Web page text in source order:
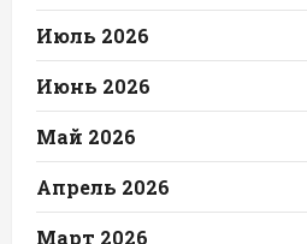
Июль 2026
Июнь 2026
Май 2026
Апрель 2026
Март 2026